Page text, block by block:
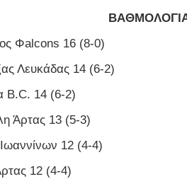
Φalcons 16 (8-0)
Λευκάδας 14 (6-2)
B.C. 14 (6-2)
Άρτας 13 (5-3)
12 (4-4)
12 (4-4)